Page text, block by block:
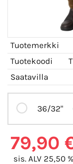
Tuotemerkki
Tuotekoodi
Saatavilla
36/32"
79,90
sis. ALV 25,50 %